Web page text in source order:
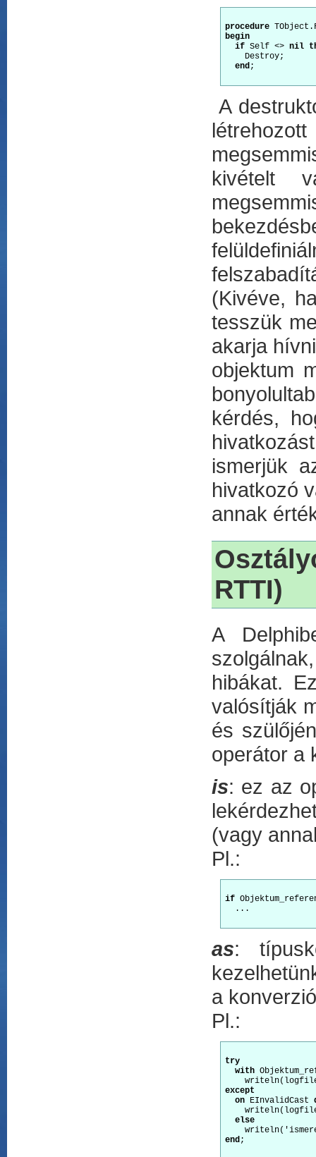
procedure
begin
if Self <> nil
    Destroy;
end;
A
kivételt
(Kivéve,
tesszük
akarja
objektum
kérdés,
ismerjük
hivatkozó
annak
RTTI)
A
hibákat.
valósítják
és
operátor a
is: ez az
(vagy
Pl.:
if
...
as:
a
Pl.:
try
with
except
on EInvalidCast
else
end;